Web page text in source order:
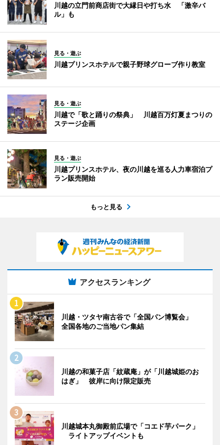
川越の立門前商店街で大縁日や打ち水 「激辛バ
ル」も
見る・遊ぶ
川越プリンスホテルで親子野球グローブ作り教室
見る・遊ぶ
川越で「歌と踊りの祭典」 川越百万灯夏まつりの
ステージ企画
見る・遊ぶ
川越プリンスホテル、夜の川越を巡る人力車宿泊プ
ラン販売開始
もっと見る
アクセスランキング
川越・ツタヤ南古谷で「全国パン博覧会」
全国各地のご当地パン集結
川越の和菓子店「紋蔵庵」が「川越城姫のお
はぎ」 彼岸に向け限定販売
川越城本丸御殿前広場で「コエド芋パーク」
ライトアップイベントも